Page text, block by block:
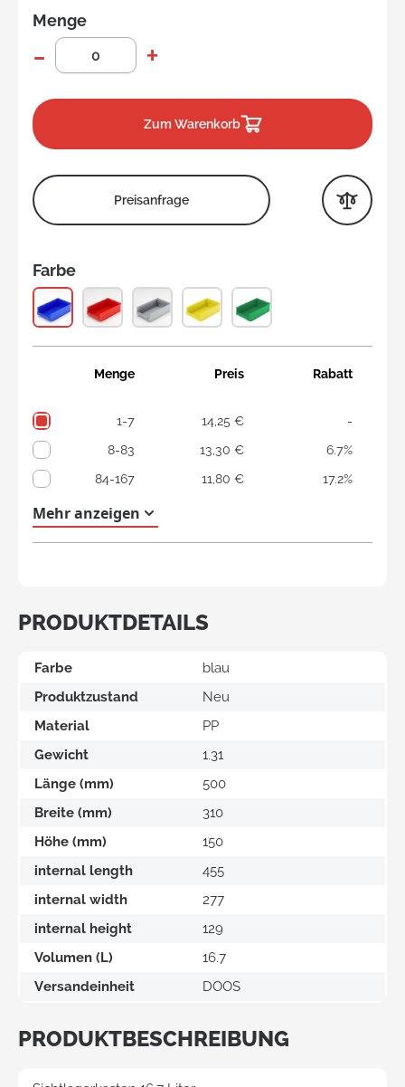
PRODUKTDETAILS
Farbe
blau
Produktzustand
Neu
Material
PP
Gewicht
1.31
Länge (mm)
500
Breite (mm)
310
Höhe (mm)
150
internal length
455
internal width
277
internal height
129
Volumen (L)
16.7
Versandeinheit
DOOS
PRODUKTBESCHREIBUNG
Menge
Zum Warenkorb
Preisanfrage
Farbe
Menge Preis Rabatt
1-7 14,25 €
-
8-83
13,30 €
6.7%
84-167
11,80 €
17.2%
168+
Mehr anzeigen